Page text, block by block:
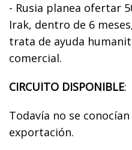
- Rusia planea ofertar
Irak, dentro de 6
trata de ayuda
comercial.
CIRCUITO DISPONIBLE:
Todavía no se
exportación.